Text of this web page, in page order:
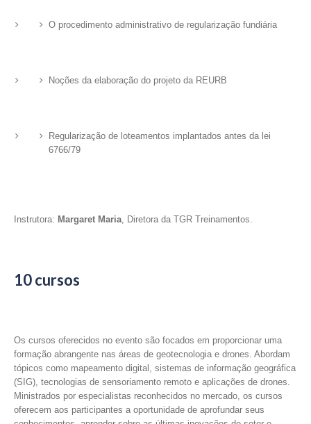
O procedimento administrativo de regularização fundiária
Noções da elaboração do projeto da REURB
Regularização de loteamentos implantados antes da lei
6766/79
Instrutora: Margaret Maria, Diretora da TGR Treinamentos.
10 cursos
Os cursos oferecidos no evento são focados em proporcionar uma
formação abrangente nas áreas de geotecnologia e drones. Abordam
tópicos como mapeamento digital, sistemas de informação geográfica
(SIG), tecnologias de sensoriamento remoto e aplicações de drones.
Ministrados por especialistas reconhecidos no mercado, os cursos
oferecem aos participantes a oportunidade de aprofundar seus